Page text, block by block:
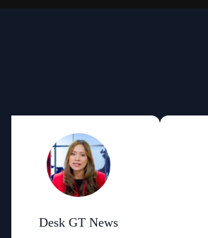
Desk GT News